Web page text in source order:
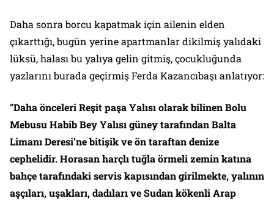
Daha sonra borcu kapatmak için ailenin elden
çıkarttığı, bugün yerine apartmanlar dikilmiş yalıdaki
lüksü, halası bu yalıya gelin gitmiş, çocukluğunda
yazlarını burada geçirmiş Ferda Kazancıbaşı anlatıyor:
“Daha önceleri Reşit paşa Yalısı olarak bilinen Bolu
Mebusu Habib Bey Yalısı güney tarafından Balta
Limanı Deresi’ne bitişik ve ön taraftan denize
cephelidir. Horasan harçlı tuğla örmeli zemin katına
bahçe tarafındaki servis kapısından girilmekte, yalının
aşçıları, uşakları, dadıları ve Sudan kökenli Arap